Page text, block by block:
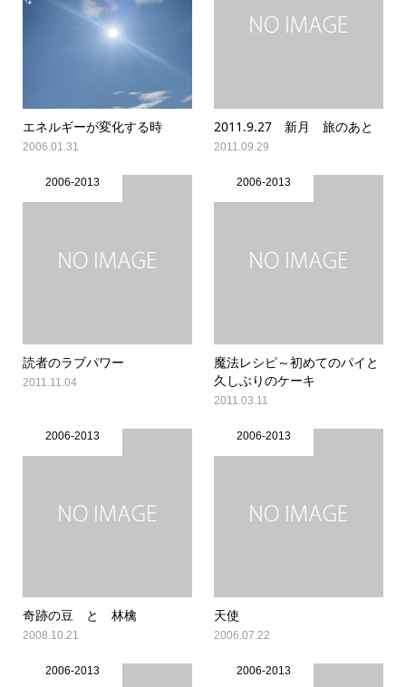
エネルギーが変化する時
2006.01.31
2011.9.27 新月 旅のあと
2011.09.29
2006-2013
読者のラブパワー
2011.11.04
2006-2013
魔法レシピ～初めてのパイと
久しぶりのケーキ
2011.03.11
2006-2013
奇跡の豆 と 林檎
2008.10.21
2006-2013
天使
2006.07.22
2006-2013 2006-2013